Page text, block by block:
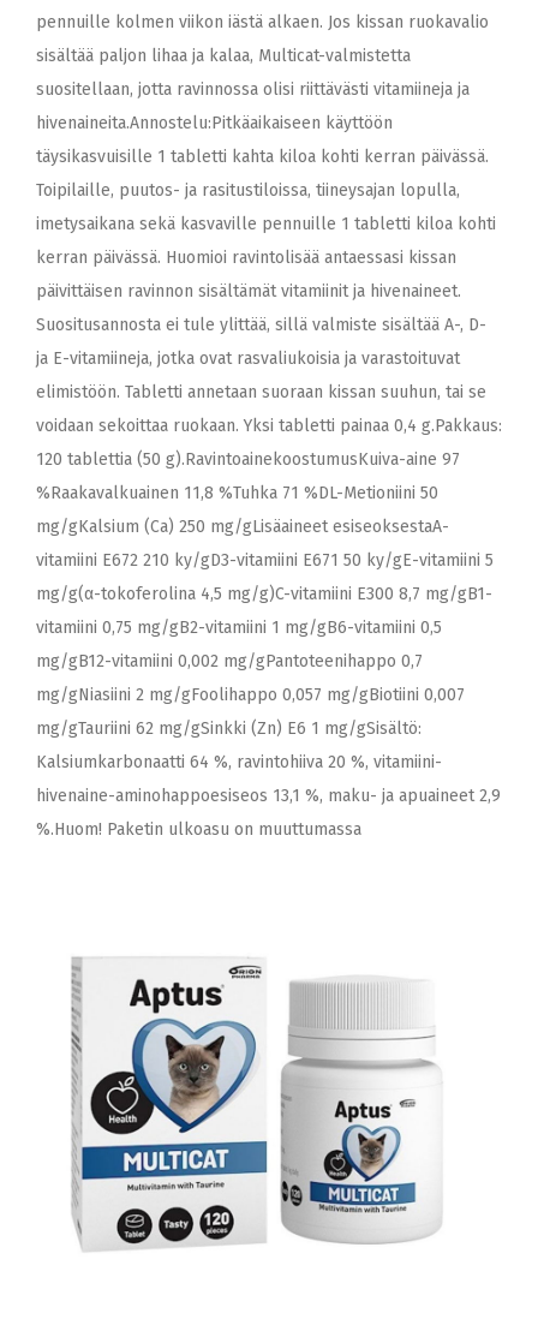
pennuille kolmen viikon iästä alkaen. Jos kissan ruokavalio
sisältää paljon lihaa ja kalaa, Multicat-valmistetta
suositellaan, jotta ravinnossa olisi riittävästi vitamiineja ja
hivenaineita.Annostelu:Pitkäaikaiseen käyttöön
täysikasvuisille 1 tabletti kahta kiloa kohti kerran päivässä.
Toipilaille, puutos- ja rasitustiloissa, tiineysajan lopulla,
imetysaikana sekä kasvaville pennuille 1 tabletti kiloa kohti
kerran päivässä. Huomioi ravintolisää antaessasi kissan
päivittäisen ravinnon sisältämät vitamiinit ja hivenaineet.
Suositusannosta ei tule ylittää, sillä valmiste sisältää A-, D-
ja E-vitamiineja, jotka ovat rasvaliukoisia ja varastoituvat
elimistöön. Tabletti annetaan suoraan kissan suuhun, tai se
voidaan sekoittaa ruokaan. Yksi tabletti painaa 0,4 g.Pakkaus:
120 tablettia (50 g).RavintoainekoostumusKuiva-aine 97
%Raakavalkuainen 11,8 %Tuhka 71 %DL-Metioniini 50
mg/gKalsium (Ca) 250 mg/gLisäaineet esiseoksestaA-
vitamiini E672 210 ky/gD3-vitamiini E671 50 ky/gE-vitamiini 5
mg/g(α-tokoferolina 4,5 mg/g)C-vitamiini E300 8,7 mg/gB1-
vitamiini 0,75 mg/gB2-vitamiini 1 mg/gB6-vitamiini 0,5
mg/gB12-vitamiini 0,002 mg/gPantoteenihappo 0,7
mg/gNiasiini 2 mg/gFoolihappo 0,057 mg/gBiotiini 0,007
mg/gTauriini 62 mg/gSinkki (Zn) E6 1 mg/gSisältö:
Kalsiumkarbonaatti 64 %, ravintohiiva 20 %, vitamiini-
hivenaine-aminohappoesiseos 13,1 %, maku- ja apuaineet 2,9
%.Huom! Paketin ulkoasu on muuttumassa